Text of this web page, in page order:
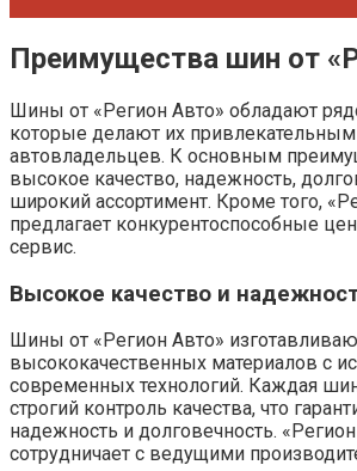
Преимущества шин от
Шины от «Регион Авто» обладают
которые делают их
автовладельцев. К основным
высокое качество, надежность,
широкий ассортимент. Кроме того,
предлагает конкурентоспособные
сервис.
Высокое качество и
Шины от «Регион Авто»
высококачественных материалов с
современных технологий. Каждая
строгий контроль качества, что
надежность и долговечность.
сотрудничает с ведущими